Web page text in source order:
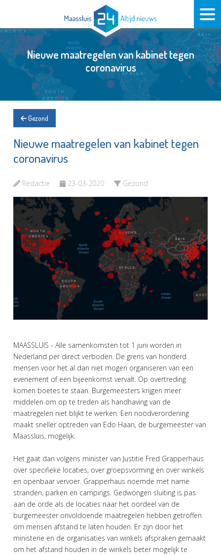
Nieuwe maatregelen van kabinet tegen
coronavirus
Gezond
Nieuwe maatregelen van kabinet tegen
coronavirus
Redactie 23-03-2020 Gezond
MAASSLUIS - Alle samenkomsten tot 1 juni worden in
Nederland per direct verboden. De grens van honderd
mensen voor het al dan niet mogen organiseren van een
evenement of een bijeenkomst vervalt. Op overtreding
komen boetes te staan. Burgemeesters krijgen meer
middelen om op te treden als handhaving van de
maatregelen niet blijkt te werken. Een noodverordening
maakt sneller optreden van Edo Haan, de burgemeester van
Maassluis, mogelijk.
Het gaat dan volgens minister van Justitie Fred Grapperhaus
over specifieke locaties, over groepsvorming en over winkels
en openbaar vervoer. Grapperhaus noemde met name
stranden, parken en campings. Gedwongen sluiting is pas
aan de orde als de locaties naar het oordeel van de
burgemeester onvoldoende maatregelen hebben getroffen
om mensen afstand te laten houden. Er zijn door het
ministerie en de organisaties van winkels afspraken gemaakt
om het afstand houden in de winkels beter mogelijk te